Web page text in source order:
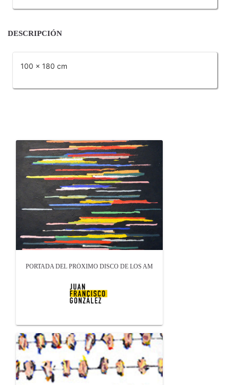
DESCRIPCIÓN
100 x 180 cm
PORTADA DEL PRÓXIMO DISCO DE LOS AM